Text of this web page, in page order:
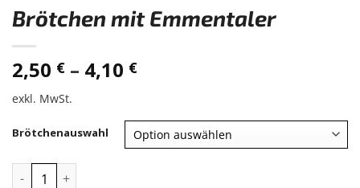
Brötchen mit Emmentaler
2,50 € – 4,10 €
exkl. MwSt.
Brötchenauswahl
Brötchen mit Emmentaler Menge